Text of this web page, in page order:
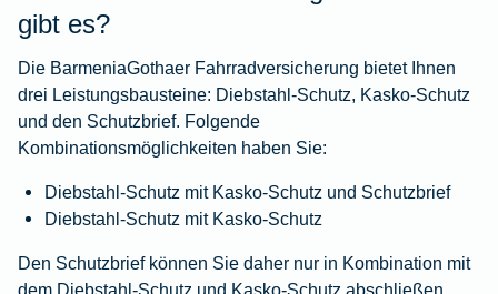
gibt es?
Die BarmeniaGothaer Fahrradversicherung bietet Ihnen
drei Leistungsbausteine: Diebstahl-Schutz, Kasko-Schutz
und den Schutzbrief. Folgende
Kombinationsmöglichkeiten haben Sie:
Diebstahl-Schutz mit Kasko-Schutz und Schutzbrief
Diebstahl-Schutz mit Kasko-Schutz
Den Schutzbrief können Sie daher nur in Kombination mit
dem Diebstahl-Schutz und Kasko-Schutz abschließen.